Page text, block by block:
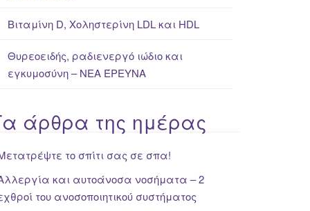
Βιταμίνη D, Χοληστερίνη LDL και HDL
Θυρεοειδής, ραδιενεργό ιώδιο και
εγκυμοσύνη – ΝΕΑ ΈΡΕΥΝΑ
άρθρα της ημέρας
το σπίτι σας σε σπα!
και αυτοάνοσα νοσήματα – 2
του ανοσοποιητικού συστήματος